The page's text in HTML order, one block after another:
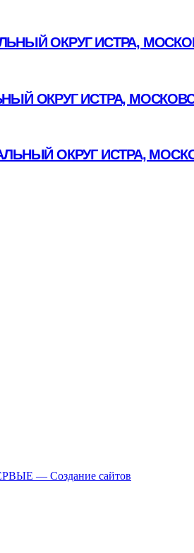
ОКРУГ ИСТРА,
ОКРУГ ИСТРА,
ОКРУГ ИСТРА,
— Создание сайтов